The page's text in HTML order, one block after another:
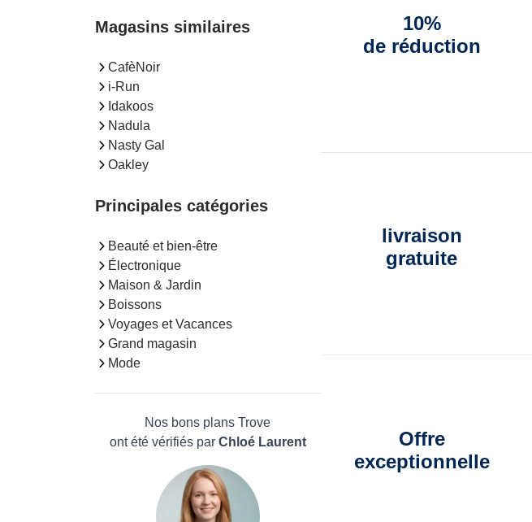
Magasins similaires
CafèNoir
i-Run
Idakoos
Nadula
Nasty Gal
Oakley
Principales catégories
Beauté et bien-être
Électronique
Maison & Jardin
Boissons
Voyages et Vacances
Grand magasin
Mode
Nos bons plans Trove
ont été vérifiés par Chloé Laurent
10%
de réduction
livraison
gratuite
Offre
exceptionnelle